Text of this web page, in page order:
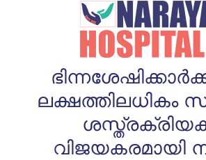
ലക്ഷത്തിലധികം
വിജയകരമായി